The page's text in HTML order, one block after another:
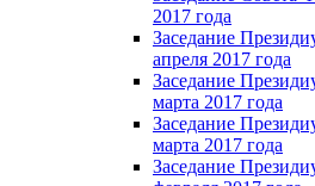
2017 года
Заседание
апреля 2017 года
Заседание
марта 2017 года
Заседание
марта 2017 года
Заседание